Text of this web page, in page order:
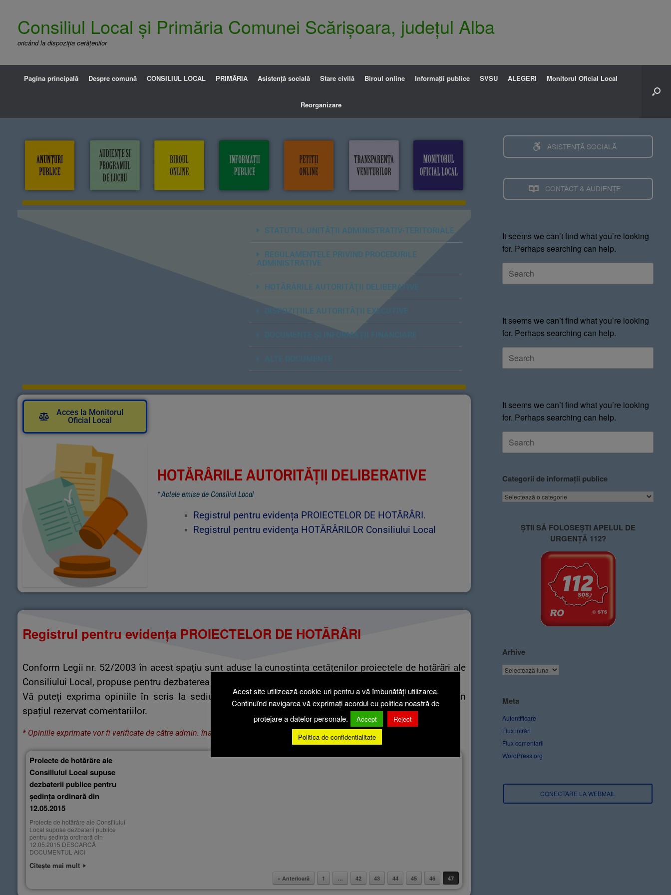
Consiliul Local și Primăria Comunei Scărișoara, județul Alba
oricând la dispoziția cetățenilor
Pagina principală Despre comună CONSILIUL LOCAL PRIMĂRIA Asistență socială Stare civilă Biroul online Informații publice SVSU ALEGERI Monitorul Oficial Local
Reorganizare
STATUTUL UNITĂȚII ADMINISTRATIV-TERITORIALE
REGULAMENTELE PRIVIND PROCEDURILE
ADMINISTRATIVE
HOTĂRÂRILE AUTORITĂŢII DELIBERATIVE
DISPOZIŢIILE AUTORITĂŢII EXECUTIVE
DOCUMENTE ŞI INFORMAŢII FINANCIARE
Acces la Monitorul
Oficial Local
HOTĂRÂRILE AUTORITĂȚII DELIBERATIVE
* Actele emise de Consiliul Local
Registrul pentru evidența PROIECTELOR DE HOTĂRÂRI.
Registrul pentru evidenţa HOTĂRÂRILOR Consiliului Local
Registrul pentru evidența PROIECTELOR DE HOTĂRÂRI
​Conform Legii nr. 52/2003 în acest spațiu sunt aduse la cunoștința cetățenilor proiectele de hotărări ale
Consiliului Local, propuse pentru dezbaterea publică.
Vă puteți exprima opiniile în scris la sediul primăriei comunei Scărișoara sau pe această pagină în
spațiul rezervat comentariilor.
* Opiniile exprimate vor fi verificate de către admin. înainte de a fi date publicității.
Proiecte de hotărâre ale
Consiliului Local supuse
dezbaterii publice pentru
ședința ordinară din
12.05.2015
Proiecte de hotărâre ale Consiliului
Local supuse dezbaterii publice
pentru ședința ordinară din
12.05.2015 DESCARCĂ
DOCUMENTUL AICI
Citește mai mult
« Anterioară 1 … 42 43 44 45 46 47
ASISTENȚĂ SOCIALĂ
CONTACT & AUDIENȚE
It seems we can’t find what you’re looking
for. Perhaps searching can help.
It seems we can’t find what you’re looking
for. Perhaps searching can help.
It seems we can’t find what you’re looking
for. Perhaps searching can help.
Categorii de informații publice
ȘTII SĂ FOLOSEȘTI APELUL DE
URGENȚĂ 112?
Arhive
Meta
Autentificare
Flux intrări
Flux comentarii
WordPress.org
CONECTARE LA WEBMAIL
Acest site utilizează cookie-uri pentru a vă îmbunătăți utilizarea.
Continuînd navigarea vă exprimați acordul cu politica noastră de
protejare a datelor personale.
Accept
Reject
Politica de confidentialitate